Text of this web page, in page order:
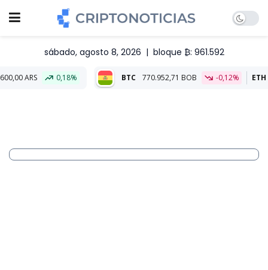
sábado, agosto 8, 2026 | bloque ₿: 961.592
0,18% BTC 770.952,71 BOB -0,12% ETH 22.787,58